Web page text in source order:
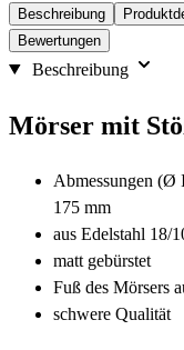
Beschreibung
Bewertungen
Beschreibung
Mörser mit
Abmessungen (Ø
175 mm
aus Edelstahl 18/
matt gebürstet
Fuß des Mörsers
schwere Qualität